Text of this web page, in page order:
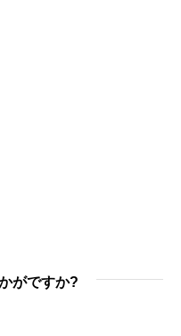
がですか?